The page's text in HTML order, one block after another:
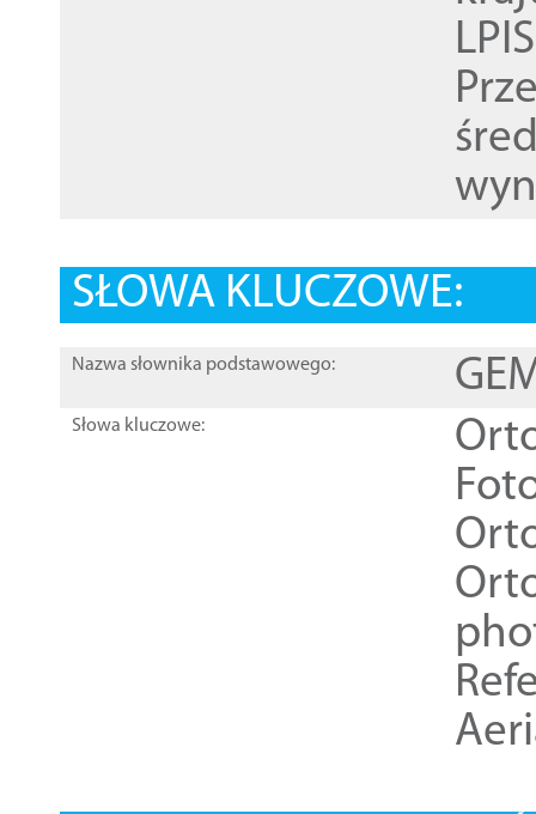
SŁOWA KLUCZOWE:
Nazwa słownika podstawowego:
Słowa kluczowe: